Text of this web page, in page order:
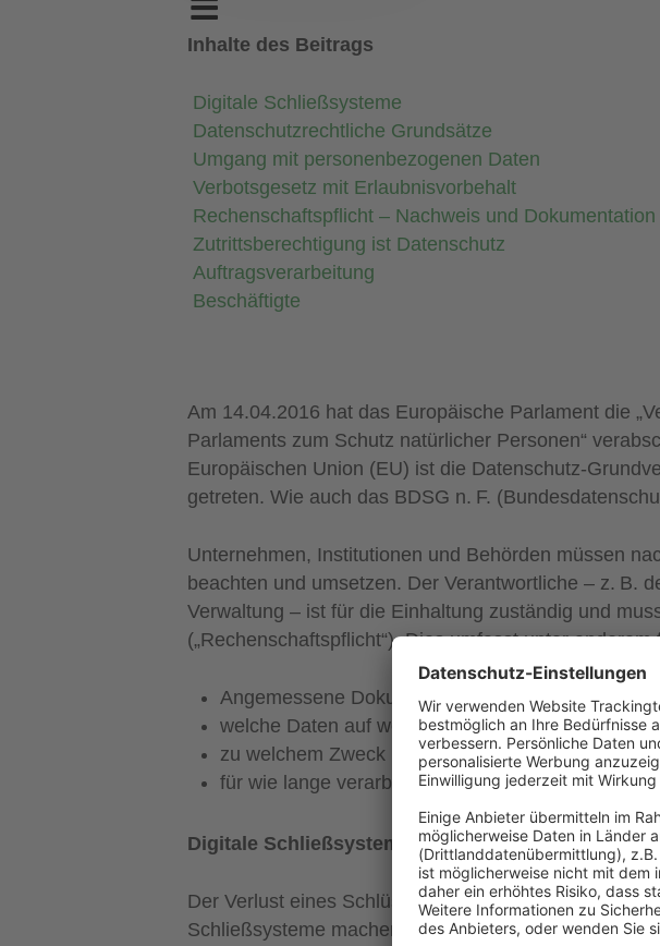
Inhalte des Beitrags
Digitale Schließsysteme
Datenschutzrechtliche Grundsätze
Umgang mit personenbezogenen Daten
Verbotsgesetz mit Erlaubnisvorbehalt
Rechenschaftspflicht – Nachweis und Dokumentation
Zutrittsberechtigung ist Datenschutz
Auftragsverarbeitung
Beschäftigte
Am 14.04.2016 hat das Europäische Parlament die
Parlaments zum Schutz natürlicher Personen“
Europäischen Union (EU) ist die Datenschutz-
getreten. Wie auch das BDSG n. F.
Unternehmen, Institutionen und Behörden müssen
beachten und umsetzen. Der Verantwortliche – z. B.
Verwaltung – ist für die Einhaltung zuständig und
(„Rechenschaftspflicht“). Dies umfasst unter
Angemessene Dokumentation dar­über,
welche Daten auf welche Weise,
zu welchem Zweck und
für wie lange verarbeitet werden sowie wer
Digitale Schließsysteme
Der Verlust eines Schlüssels kann dazu führen,
Schließsysteme machen mechanische Schlüssel